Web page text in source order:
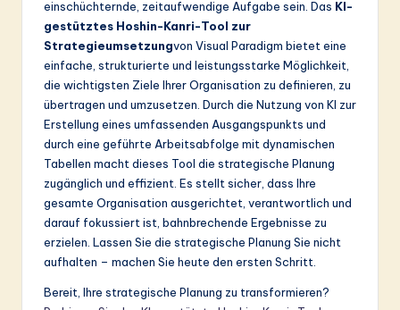
einschüchternde, zeitaufwendige Aufgabe sein. Das KI-
gestütztes Hoshin-Kanri-Tool zur
Strategieumsetzungvon Visual Paradigm bietet eine
einfache, strukturierte und leistungsstarke Möglichkeit,
die wichtigsten Ziele Ihrer Organisation zu definieren, zu
übertragen und umzusetzen. Durch die Nutzung von KI zur
Erstellung eines umfassenden Ausgangspunkts und
durch eine geführte Arbeitsabfolge mit dynamischen
Tabellen macht dieses Tool die strategische Planung
zugänglich und effizient. Es stellt sicher, dass Ihre
gesamte Organisation ausgerichtet, verantwortlich und
darauf fokussiert ist, bahnbrechende Ergebnisse zu
erzielen. Lassen Sie die strategische Planung Sie nicht
aufhalten – machen Sie heute den ersten Schritt.
Bereit, Ihre strategische Planung zu transformieren?